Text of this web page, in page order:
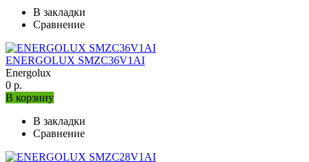
В закладки
Сравнение
ENERGOLUX SMZC36V1AI
Energolux
0 р.
В корзину
В закладки
Сравнение